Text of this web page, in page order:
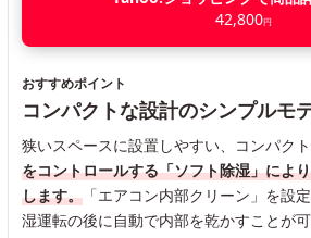
42,800円
おすすめポイント
コンパクトな設計のシンプルモ
狭いスペースに設置しやすい、コンパクト
をコントロールする「ソフト除湿」によ
します。 「エアコン内部クリーン」を設
湿運転の後に自動で内部を乾かすことが